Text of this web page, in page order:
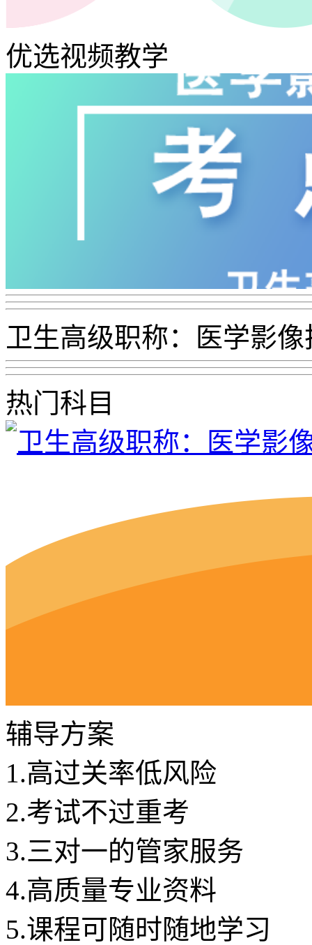
优选视频教学
卫生高级职称：医学影
热门科目
辅导方案
1.高过关率低风险
2.考试不过重考
3.三对一的管家服务
4.高质量专业资料
5.课程可随时随地学习